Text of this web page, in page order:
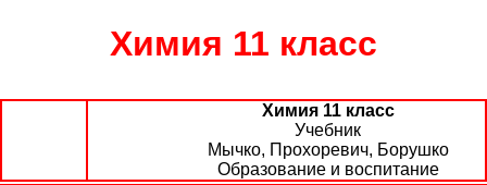
Химия 11 класс
Химия 11 класс
Учебник
Мычко, Прохоревич, Борушко
Образование и воспитание